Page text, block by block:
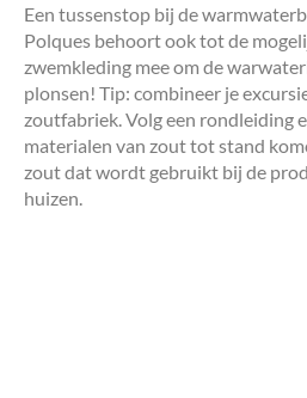
Een tussenstop bij de
Polques behoort ook tot de
zwemkleding mee om de
plonsen! Tip: combineer je
zoutfabriek. Volg een rondleiding
materialen van zout tot stand
zout dat wordt gebruikt bij de
huizen.